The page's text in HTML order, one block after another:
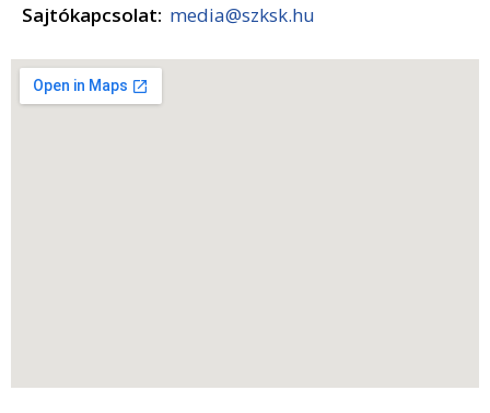
Sajtókapcsolat: media@szksk.hu